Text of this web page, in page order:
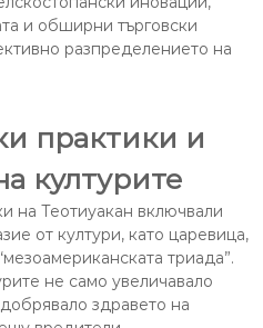
и обширни търговски
разпределението на
практики и
културите
на Теотиуакан включвали
от култури, като царевица,
триада”.
не само увеличавало
здравето на